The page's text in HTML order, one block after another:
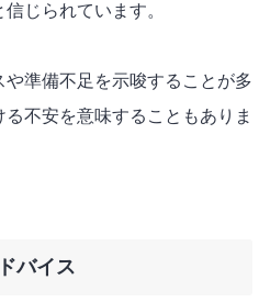
じられています。
準備不足を示唆することが多
不安を意味することもありま
バイス